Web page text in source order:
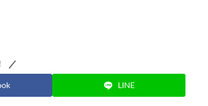
LINE